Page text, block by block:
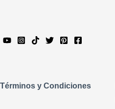
Términos y Condiciones